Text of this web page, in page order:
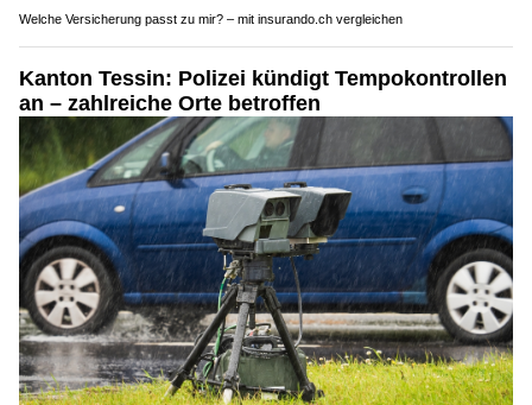
Welche Versicherung passt zu mir? – mit insurando.ch vergleichen
Kanton Tessin: Polizei kündigt Tempokontrollen
an – zahlreiche Orte betroffen